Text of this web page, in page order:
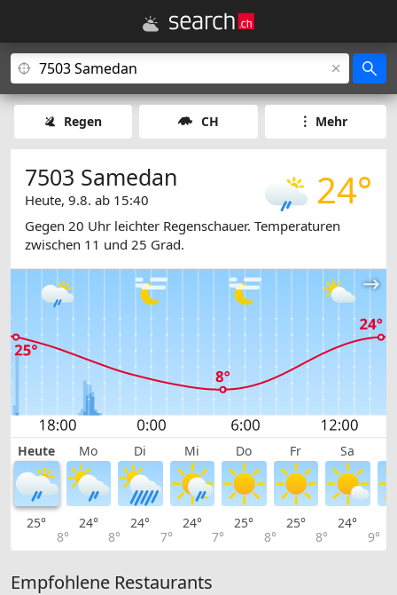
Regen CH Mehr
24°
7503 Samedan
Heute, 9.8. ab 15:40
Gegen 20 Uhr leichter Regenschauer. Temperaturen
zwischen 11 und 25 Grad.
Heute Mo Di Mi Do Fr Sa
25°
8°
24°
8°
24°
7°
24°
7°
25°
8°
25°
8°
24°
9°
Empfohlene Restaurants